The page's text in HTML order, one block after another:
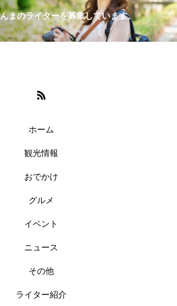
まのライターを募集しています。
ホーム
観光情報
おでかけ
グルメ
イベント
ニュース
その他
ライター紹介